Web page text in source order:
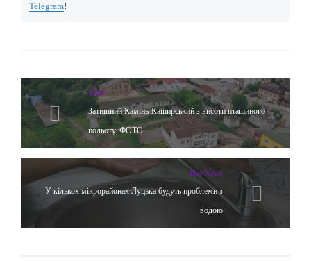
Telegram!
TOP
Затишний Камінь-Каширський з висоти пташиного
польоту. ФОТО
Hot News
У кількох мікрорайонах Луцька будуть проблеми з
водою